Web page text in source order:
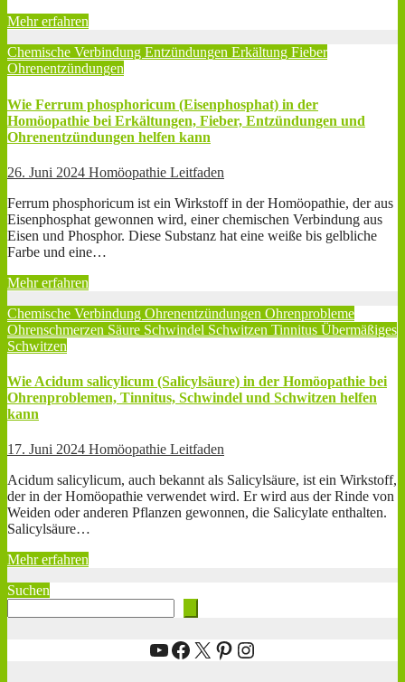
Mehr erfahren
Chemische Verbindung Entzündungen Erkältung Fieber
Ohrenentzündungen
Wie Ferrum phosphoricum (Eisenphosphat) in der
Homöopathie bei Erkältungen, Fieber, Entzündungen und
Ohrenentzündungen helfen kann
26. Juni 2024 Homöopathie Leitfaden
Ferrum phosphoricum ist ein Wirkstoff in der Homöopathie, der aus
Eisenphosphat gewonnen wird, einer chemischen Verbindung aus
Eisen und Phosphor. Diese Substanz hat eine weiße bis gelbliche
Farbe und eine…
Mehr erfahren
Chemische Verbindung Ohrenentzündungen Ohrenprobleme
Ohrenschmerzen Säure Schwindel Schwitzen Tinnitus Übermäßiges
Schwitzen
Wie Acidum salicylicum (Salicylsäure) in der Homöopathie bei
Ohrenproblemen, Tinnitus, Schwindel und Schwitzen helfen
kann
17. Juni 2024 Homöopathie Leitfaden
Acidum salicylicum, auch bekannt als Salicylsäure, ist ein Wirkstoff,
der in der Homöopathie verwendet wird. Er wird aus der Rinde von
Weiden oder anderen Pflanzen gewonnen, die Salicylate enthalten.
Salicylsäure…
Mehr erfahren
Suchen
YouTube
Facebook
X Pinterest
Instagram